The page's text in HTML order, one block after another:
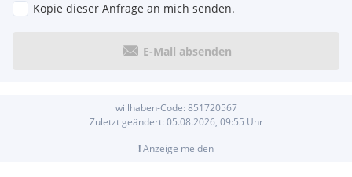
Kopie dieser Anfrage an mich senden.
E-Mail absenden
willhaben-Code: 851720567
Zuletzt geändert: 05.08.2026, 09:55 Uhr
!Anzeige melden